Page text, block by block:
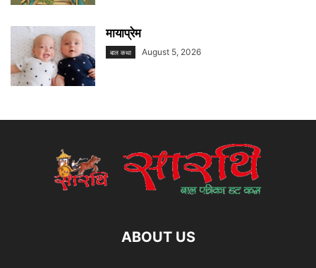
मायाप्रेम
बाल कथा August 5, 2026
ABOUT US